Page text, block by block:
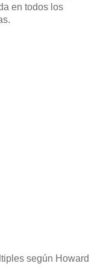
en todos los
según Howard